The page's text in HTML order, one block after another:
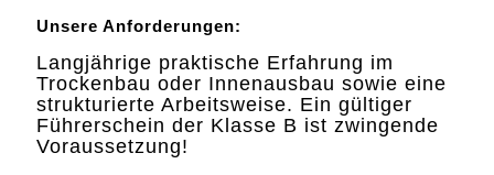
Unsere Anforderungen:
Langjährige praktische Erfahrung im
Trockenbau oder Innenausbau sowie eine
strukturierte Arbeitsweise. Ein gültiger
Führerschein der Klasse B ist zwingende
Voraussetzung!